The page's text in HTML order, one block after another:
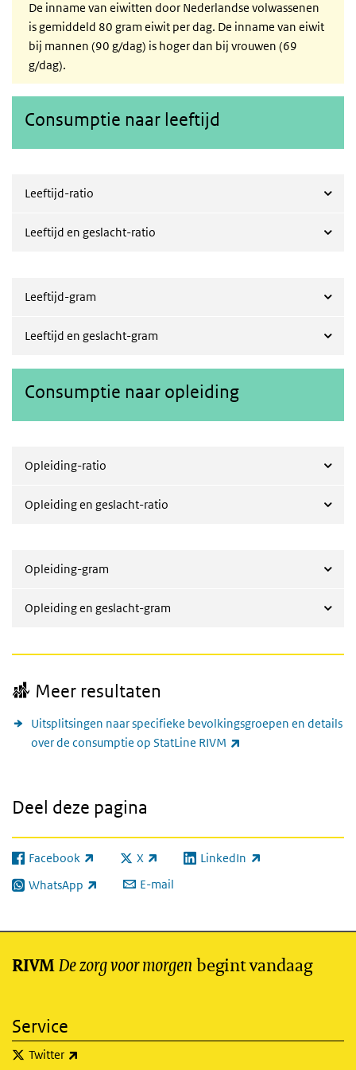
De inname van eiwitten door Nederlandse volwassenen
is gemiddeld 80 gram eiwit per dag. De inname van eiwit
bij mannen (90 g/dag) is hoger dan bij vrouwen (69
g/dag).
Consumptie naar leeftijd
Leeftijd-ratio
Leeftijd en geslacht-ratio
Leeftijd-gram
Leeftijd en geslacht-gram
Consumptie naar opleiding
Opleiding-ratio
Opleiding en geslacht-ratio
Opleiding-gram
Opleiding en geslacht-gram
Meer resultaten
Uitsplitsingen naar specifieke bevolkingsgroepen en details
over de consumptie op StatLine RIVM
Deel deze pagina
Facebook
(externe link) X
(externe link) LinkedIn
(externe link)
WhatsApp
(externe link) E-mail
RIVM De zorg voor morgen begint vandaag
Service
Twitter